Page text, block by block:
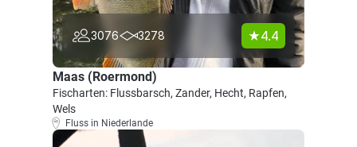
3076 3278 4.4
Maas (Roermond)
Fischarten: Flussbarsch, Zander, Hecht, Rapfen,
Wels
Fluss in Niederlande